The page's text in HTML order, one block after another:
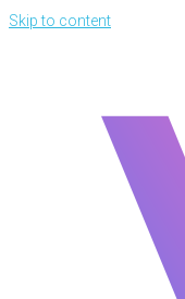
Skip to content